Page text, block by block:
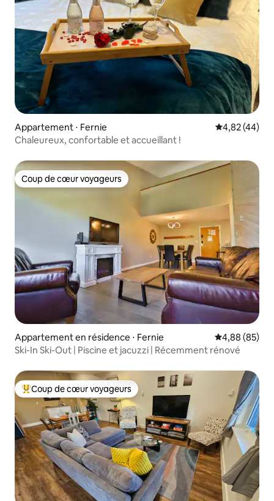
Appartement ⋅ Fernie Évaluation
4,82 (44)
Chaleureux, confortable et accueillant !
Coup de cœur voyageurs
Coup de cœur voyageurs
Appartement en résidence ⋅ Fernie Évaluation
4,88 (85)
Ski-In Ski-Out | Piscine et jacuzzi | Récemment rénové
Coups de cœur voyageurs les plus appréciés
Coup de cœur voyageurs